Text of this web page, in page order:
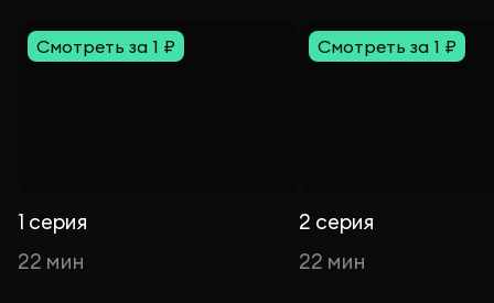
Смотреть за 1 ₽
1 серия
22 мин
Смотреть за 1 ₽
2 серия
22 мин